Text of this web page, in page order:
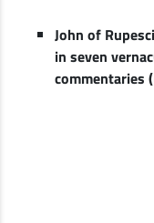
John of
in seven
commentaries